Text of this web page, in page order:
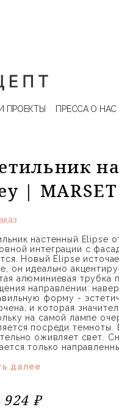
ПРОЕКТЫ ПРЕССА О НАС
| MARSET
настенный Elipse
интеграции с
Новый Elipse
он идеально
алюминиевая трубка
направлении:
форму -
и которая
на самой лампе
посреди темноты.
оживляет свет.
только
далее
924 ₽